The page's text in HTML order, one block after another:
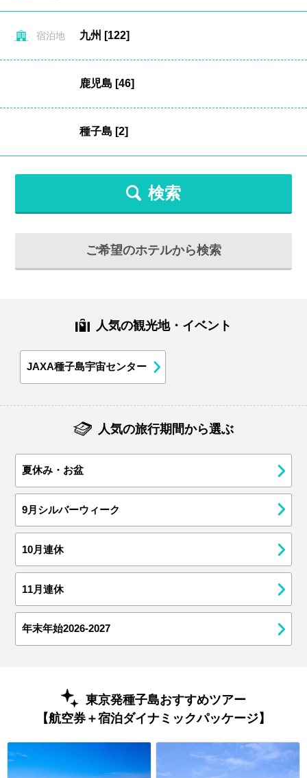
宿泊地
検索
ご希望のホテルから検索
人気の観光地・イベント
JAXA種子島宇宙センター
人気の旅行期間から選ぶ
夏休み・お盆
9月シルバーウィーク
10月連休
11月連休
年末年始2026-2027
東京発種子島おすすめツアー
【航空券＋宿泊ダイナミックパッケージ】